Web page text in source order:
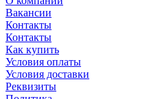
Вакансии
Контакты
Контакты
Как купить
Условия оплаты
Условия доставки
Реквизиты